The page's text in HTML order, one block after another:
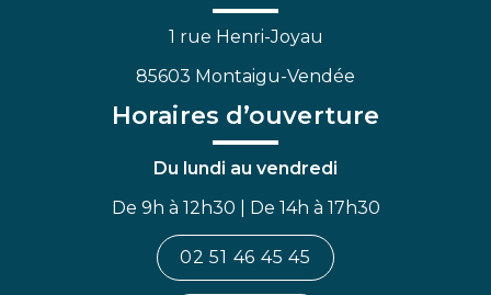
1 rue Henri-Joyau
85603 Montaigu-Vendée
Horaires d’ouverture
Du lundi au vendredi
De 9h à 12h30 | De 14h à 17h30
02 51 46 45 45